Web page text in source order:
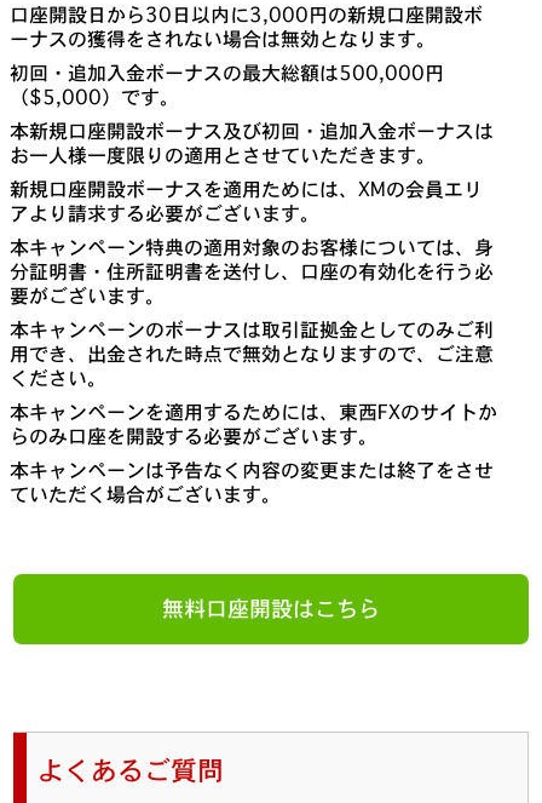
口座開設日から30日以内に3,000円の新規口座開設ボ
ーナスの獲得をされない場合は無効となります。
初回・追加入金ボーナスの最大総額は500,000円
（$5,000）です。
本新規口座開設ボーナス及び初回・追加入金ボーナスは
お一人様一度限りの適用とさせていただきます。
新規口座開設ボーナスを適用ためには、XMの会員エリ
アより請求する必要がございます。
本キャンペーン特典の適用対象のお客様については、身
分証明書・住所証明書を送付し、口座の有効化を行う必
要がございます。
本キャンペーンのボーナスは取引証拠金としてのみご利
用でき、出金された時点で無効となりますので、ご注意
ください。
本キャンペーンを適用するためには、東西FXのサイトか
らのみ口座を開設する必要がございます。
本キャンペーンは予告なく内容の変更または終了をさせ
ていただく場合がございます。
無料口座開設はこちら
よくあるご質問